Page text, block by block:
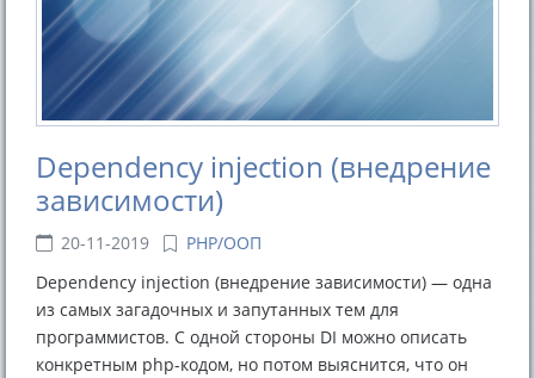
Dependency injection (внедрение
зависимости)
20-11-2019
PHP/ООП
Dependency injection (внедрение зависимости) — одна
из самых загадочных и запутанных тем для
программистов. С одной стороны DI можно описать
конкретным php-кодом, но потом выяснится, что он